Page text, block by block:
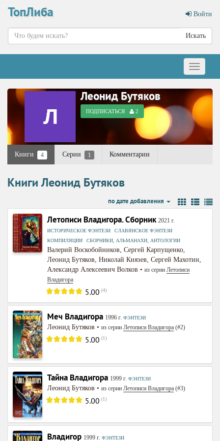
ТопЛиба Войти
Искать
Меню
Леонид Бутяков
ПОДПИСАТЬСЯ 2
Книги 4 Серии 1 Комментарии
Книги Леонид Бутяков
по дате добавления
Летописи Владигора. Сборник 2021 г.
ИСТОРИЧЕСКОЕ ФЭНТЕЗИ СЛАВЯНСКОЕ ФЭНТЕЗИ
КОМПИЛЯЦИИ СБОРНИКИ, АЛЬМАНАХИ, АНТОЛОГИИ
Валерий Воскобойников, Сергей Карпущенко,
Леонид Бутяков, Николай Князев, Сергей Махотин,
Александр Алексеевич Волков • из серии Летописи
Владигора
5.00 (4)
Меч Владигора 1996 г. ФЭНТЕЗИ
Леонид Бутяков • из серии Летописи Владигора (#2)
5.00 (1)
Тайна Владигора 1999 г. ФЭНТЕЗИ
Леонид Бутяков • из серии Летописи Владигора (#3)
5.00 (1)
Владигор 1999 г. ФЭНТЕЗИ